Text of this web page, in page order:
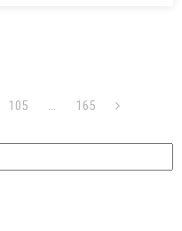
105 … 165